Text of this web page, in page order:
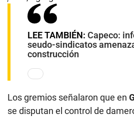
LEE TAMBIÉN: Capeco:
seudo-sindicatos
construcción
Los gremios señalaron que en
se disputan el control de